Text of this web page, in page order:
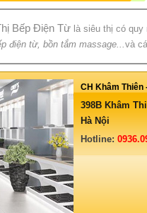
Bếp Điện Từ là siêu thị có
điện từ, bồn tắm massage...và
CH Khâm Thiên
398B Khâm
Hà Nội
Hotline: